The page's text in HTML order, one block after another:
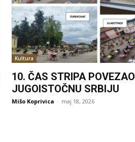
Kultura
10. ČAS STRIPA POVEZAO
JUGOISTOČNU SRBIJU
Mišo Koprivica - maj 18, 2026